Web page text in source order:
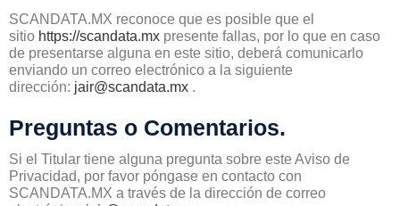
SCANDATA.MX reconoce que es posible que el
sitio https://scandata.mx presente fallas, por lo que en caso
de presentarse alguna en este sitio, deberá comunicarlo
enviando un correo electrónico a la siguiente
dirección: jair@scandata.mx .
Preguntas o Comentarios.
Si el Titular tiene alguna pregunta sobre este Aviso de
Privacidad, por favor póngase en contacto con
SCANDATA.MX a través de la dirección de correo